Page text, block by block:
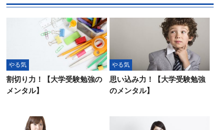
やる気
割切り力！【大学受験勉強の
メンタル】
やる気
思い込み力！【大学受験勉強
のメンタル】